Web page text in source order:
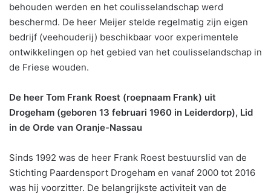
behouden werden en het coulisselandschap werd
beschermd. De heer Meijer stelde regelmatig zijn eigen
bedrijf (veehouderij) beschikbaar voor experimentele
ontwikkelingen op het gebied van het coulisselandschap in
de Friese wouden.
De heer Tom Frank Roest (roepnaam Frank) uit
Drogeham (geboren 13 februari 1960 in Leiderdorp), Lid
in de Orde van Oranje-Nassau
Sinds 1992 was de heer Frank Roest bestuurslid van de
Stichting Paardensport Drogeham en vanaf 2000 tot 2016
was hij voorzitter. De belangrijkste activiteit van de